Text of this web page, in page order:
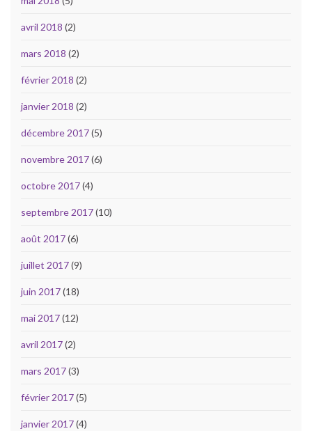
avril 2018 (2)
mars 2018 (2)
février 2018 (2)
janvier 2018 (2)
décembre 2017(5)
novembre 2017(6)
octobre 2017(4)
septembre 2017(10)
août 2017(6)
juillet 2017(9)
juin 2017(18)
mai 2017(12)
avril 2017(2)
mars 2017(3)
février 2017(5)
janvier 2017(4)